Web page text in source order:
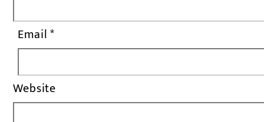
Email*
Website